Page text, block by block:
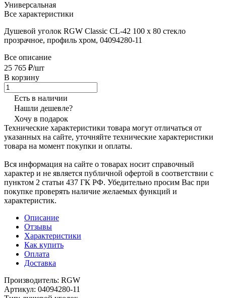
Универсальная
Все характеристики
Душевой уголок RGW Classic CL-42 100 х 80 стекло
прозрачное, профиль хром, 04094280-11
Все описание
25 765 ₽/шт
В корзину
Есть в наличии
Нашли дешевле?
Хочу в подарок
Технические характеристики товара могут отличаться от
указанных на сайте, уточняйте технические характеристики
товара на момент покупки и оплаты.
Вся информация на сайте о товарах носит справочный
характер и не является публичной офертой в соответствии с
пунктом 2 статьи 437 ГК РФ. Убедительно просим Вас при
покупке проверять наличие желаемых функций и
характеристик.
Описание
Отзывы
Характеристики
Как купить
Оплата
Доставка
Производитель: RGW
Артикул: 04094280-11